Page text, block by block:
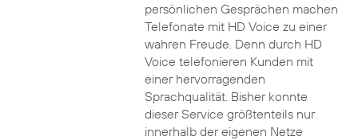
persönlichen Gesprächen machen
Telefonate mit HD Voice zu einer
wahren Freude. Denn durch HD
Voice telefonieren Kunden mit
einer hervorragenden
Sprachqualität. Bisher konnte
dieser Service größtenteils nur
innerhalb der eigenen Netze